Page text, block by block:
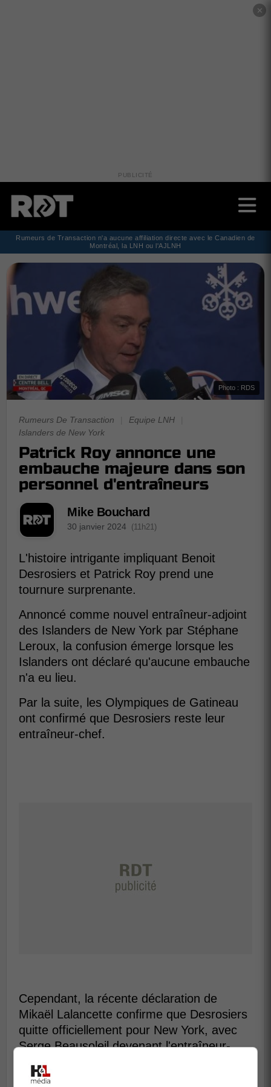
✕
PUBLICITÉ
Rumeurs de Transaction n'a aucune affiliation directe avec le Canadien de
Montréal, la LNH ou l'AJLNH
Photo : RDS
Rumeurs De Transaction Equipe LNH
Islanders de New York
Patrick Roy annonce une
embauche majeure dans son
personnel d'entraîneurs
Mike Bouchard
30 janvier 2024 (11h21)
L'histoire intrigante impliquant Benoit
Desrosiers et Patrick Roy prend une
tournure surprenante.
Annoncé comme nouvel entraîneur-adjoint
des Islanders de New York par Stéphane
Leroux, la confusion émerge lorsque les
Islanders ont déclaré qu'aucune embauche
n'a eu lieu.
Par la suite, les Olympiques de Gatineau
ont confirmé que Desrosiers reste leur
entraîneur-chef.
Cependant, la récente déclaration de
Mikaël Lalancette confirme que Desrosiers
quitte officiellement pour New York, avec
Serge Beausoleil devenant l'entraîneur-
chef intérimaire des Olympiques.